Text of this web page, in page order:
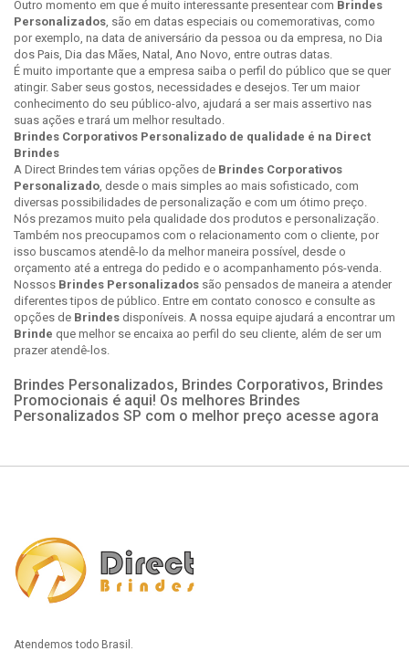
Outro momento em que é muito interessante presentear com Brindes
Personalizados, são em datas especiais ou comemorativas, como
por exemplo, na data de aniversário da pessoa ou da empresa, no Dia
dos Pais, Dia das Mães, Natal, Ano Novo, entre outras datas.
É muito importante que a empresa saiba o perfil do público que se quer
atingir. Saber seus gostos, necessidades e desejos. Ter um maior
conhecimento do seu público-alvo, ajudará a ser mais assertivo nas
suas ações e trará um melhor resultado.
Brindes Corporativos Personalizado de qualidade é na Direct
Brindes
A Direct Brindes tem várias opções de Brindes Corporativos
Personalizado, desde o mais simples ao mais sofisticado, com
diversas possibilidades de personalização e com um ótimo preço.
Nós prezamos muito pela qualidade dos produtos e personalização.
Também nos preocupamos com o relacionamento com o cliente, por
isso buscamos atendê-lo da melhor maneira possível, desde o
orçamento até a entrega do pedido e o acompanhamento pós-venda.
Nossos Brindes Personalizados são pensados de maneira a atender
diferentes tipos de público. Entre em contato conosco e consulte as
opções de Brindes disponíveis. A nossa equipe ajudará a encontrar um
Brinde que melhor se encaixa ao perfil do seu cliente, além de ser um
prazer atendê-los.
Brindes Personalizados, Brindes Corporativos, Brindes
Promocionais é aqui! Os melhores Brindes
Personalizados SP com o melhor preço acesse agora
Atendemos todo Brasil.